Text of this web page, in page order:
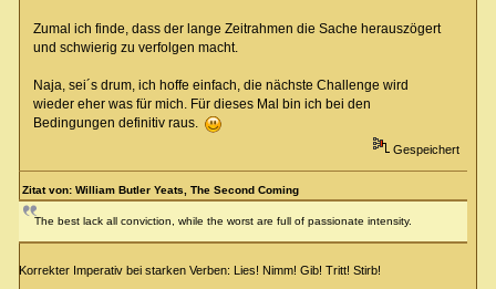
Zumal ich finde, dass der lange Zeitrahmen die Sache herauszögert
und schwierig zu verfolgen macht.
Naja, sei´s drum, ich hoffe einfach, die nächste Challenge wird
wieder eher was für mich. Für dieses Mal bin ich bei den
Bedingungen definitiv raus.
Gespeichert
Zitat von: William Butler Yeats, The Second Coming
The best lack all conviction, while the worst are full of passionate intensity.
Korrekter Imperativ bei starken Verben: Lies! Nimm! Gib! Tritt! Stirb!